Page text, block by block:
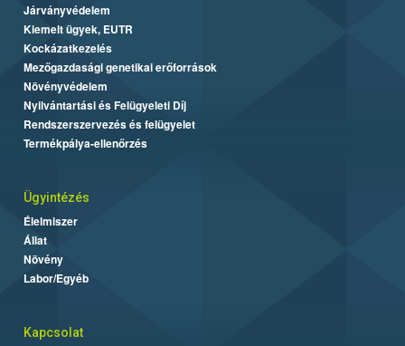
Járványvédelem
Kiemelt ügyek, EUTR
Kockázatkezelés
Mezőgazdasági genetikai erőforrások
Növényvédelem
Nyilvántartási és Felügyeleti Díj
Rendszerszervezés és felügyelet
Termékpálya-ellenőrzés
Ügyintézés
Élelmiszer
Állat
Növény
Labor/Egyéb
Kapcsolat